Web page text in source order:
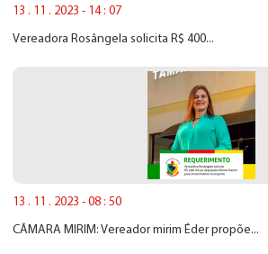
13 . 11 . 2023 - 14 : 07
Vereadora Rosângela solicita R$ 400...
13 . 11 . 2023 - 08 : 50
CÂMARA MIRIM: Vereador mirim Éder propõe...